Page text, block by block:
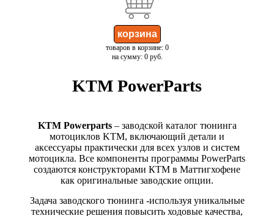
товаров в корзине: 0
на сумму: 0 руб.
KTM PowerParts
KTM Powerparts– заводской каталог тюнинга
мотоциклов KTM, включающий детали и
аксессуары практически для всех узлов и систем
мотоцикла. Все компоненты программы PowerParts
создаются конструкторами КТМ в Маттигхофене
как оригинальные заводские опции.
Задача заводского тюнинга -используя уникальные
технические решения повысить ходовые качества,